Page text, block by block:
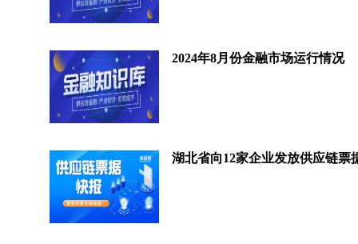
2024年8月份金融市场运行情况